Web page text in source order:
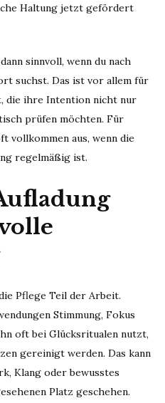
Haltung jetzt gefördert
sinnvoll, wenn du nach
suchst. Das ist vor allem für
die ihre Intention nicht nur
prüfen möchten. Für
vollkommen aus, wenn die
regelmäßig ist.
Pflege Teil der Arbeit.
Stimmung, Fokus
oft bei Glücksritualen nutzt,
gereinigt werden. Das kann
Klang oder bewusstes
Platz geschehen.